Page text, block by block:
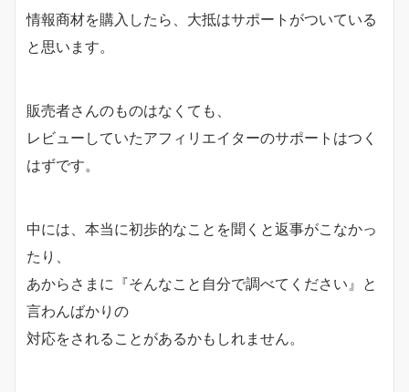
情報商材を購入したら、大抵はサポートがついている
と思います。
販売者さんのものはなくても、
レビューしていたアフィリエイターのサポートはつく
はずです。
中には、本当に初歩的なことを聞くと返事がこなかっ
たり、
あからさまに『そんなこと自分で調べてください』と
言わんばかりの
対応をされることがあるかもしれません。